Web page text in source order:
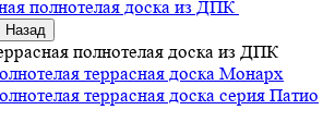
полнотелая доска из ДПК
Назад
полнотелая доска из ДПК
террасная доска Монарх
террасная доска серия Патио